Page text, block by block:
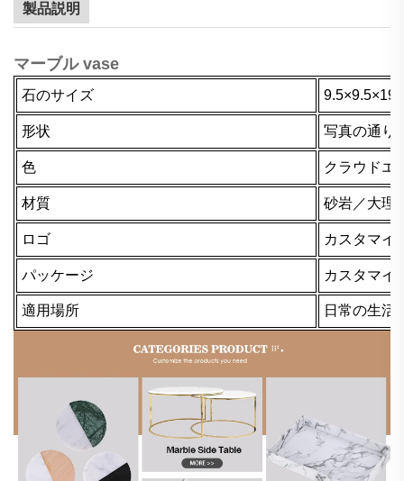
製品説明
マーブル vase
石のサイズ
形状 写真の通り
色 クラウドエ
材質 砂岩／大理
ロゴ カスタマイ
パッケージ カスタマイ
適用場所 日常の生活